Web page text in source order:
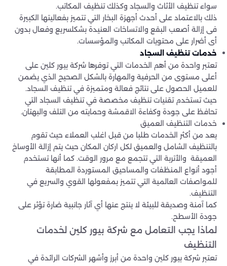
سواء تنظيف الأثاث والسجاد وكذلك تنظيف المكاتب.
ذلك بالاعتماد على أحدث أجهزة البخار التي تتميز بفعاليتها الكبيرة
فى إزالة أصعب البقع والاتساخات العنيدة بشكلسريع وفعال بدون
أى أضرار على محتويات المكاتب والمؤسسات.
خدمات تنظيف السجاد
تعتبر واحدة من أهم الخدمات التي توفرها شركة بيور كلين على
أعلى مستوى من الحرفية والمهارة بالشكل الصحيح الذي يضمن
للعميل الحصول على نتائج فعالة ومتميزة في تنظيف السجاد.
حيث تستخدم تقنيات تنظيف مخصصة في تنظيف السجاد التي
تحافظ على جودة وكفاءة الاقمشة وحمايته من التلف والبهتان.
خدمات التنظيف العميق
يعد من أكثر الخدمات طلبا من قبل اغلب العملاء حيث تقوم
بالتنظيف الشامل والعميق لكل اركان المكان حيث يتم إزالة الأوساخ
العميقة والأتربة التي تتجمع مع مرور الوقت. كما أنها تستخدم
أجود أنواع المنظفات والمساحيق المستوردة المطابقة
للمواصفات العالمية التي تتميز بمفعولها القوي والسريع في
التنظيف.
كما آمنة وصديقة للبيئة لا ينتج عنها أي آثار جانبية ضارة تؤثر على
جودة الأسطح.
لماذا يجب التعامل مع شركة بيور كلين لخدمات
التنظيف
تعتبر شركة بيور كلين واحدة من أبرز وأشهر الشركات الرائدة في